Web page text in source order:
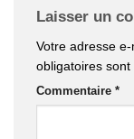
Laisser un
Votre adresse
obligatoires
Commentaire *